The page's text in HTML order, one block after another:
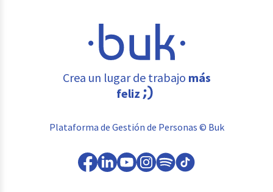
Crea un lugar de trabajo más
feliz
Plataforma de Gestión de Personas © Buk